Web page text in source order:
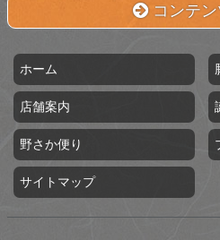
コンテ
ホーム
店舗案内
野さか便り
サイトマップ